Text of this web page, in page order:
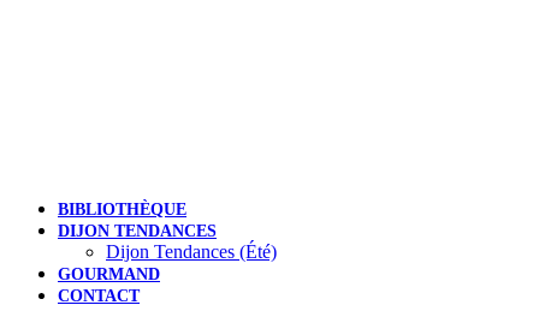
BIBLIOTHÈQUE
DIJON TENDANCES
Dijon Tendances (Été)
GOURMAND
CONTACT